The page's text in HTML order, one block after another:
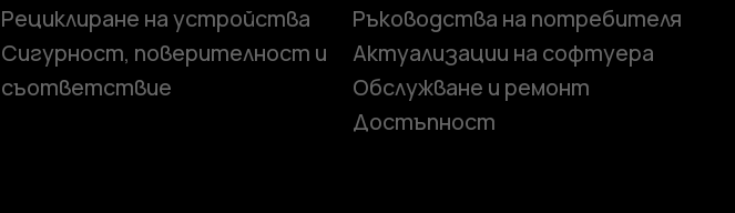
Рециклиране на устройства
Сигурност, поверителност и
съответствие
Ръководства на потребителя
Актуализации на софтуера
Обслужване и ремонт
Достъпност